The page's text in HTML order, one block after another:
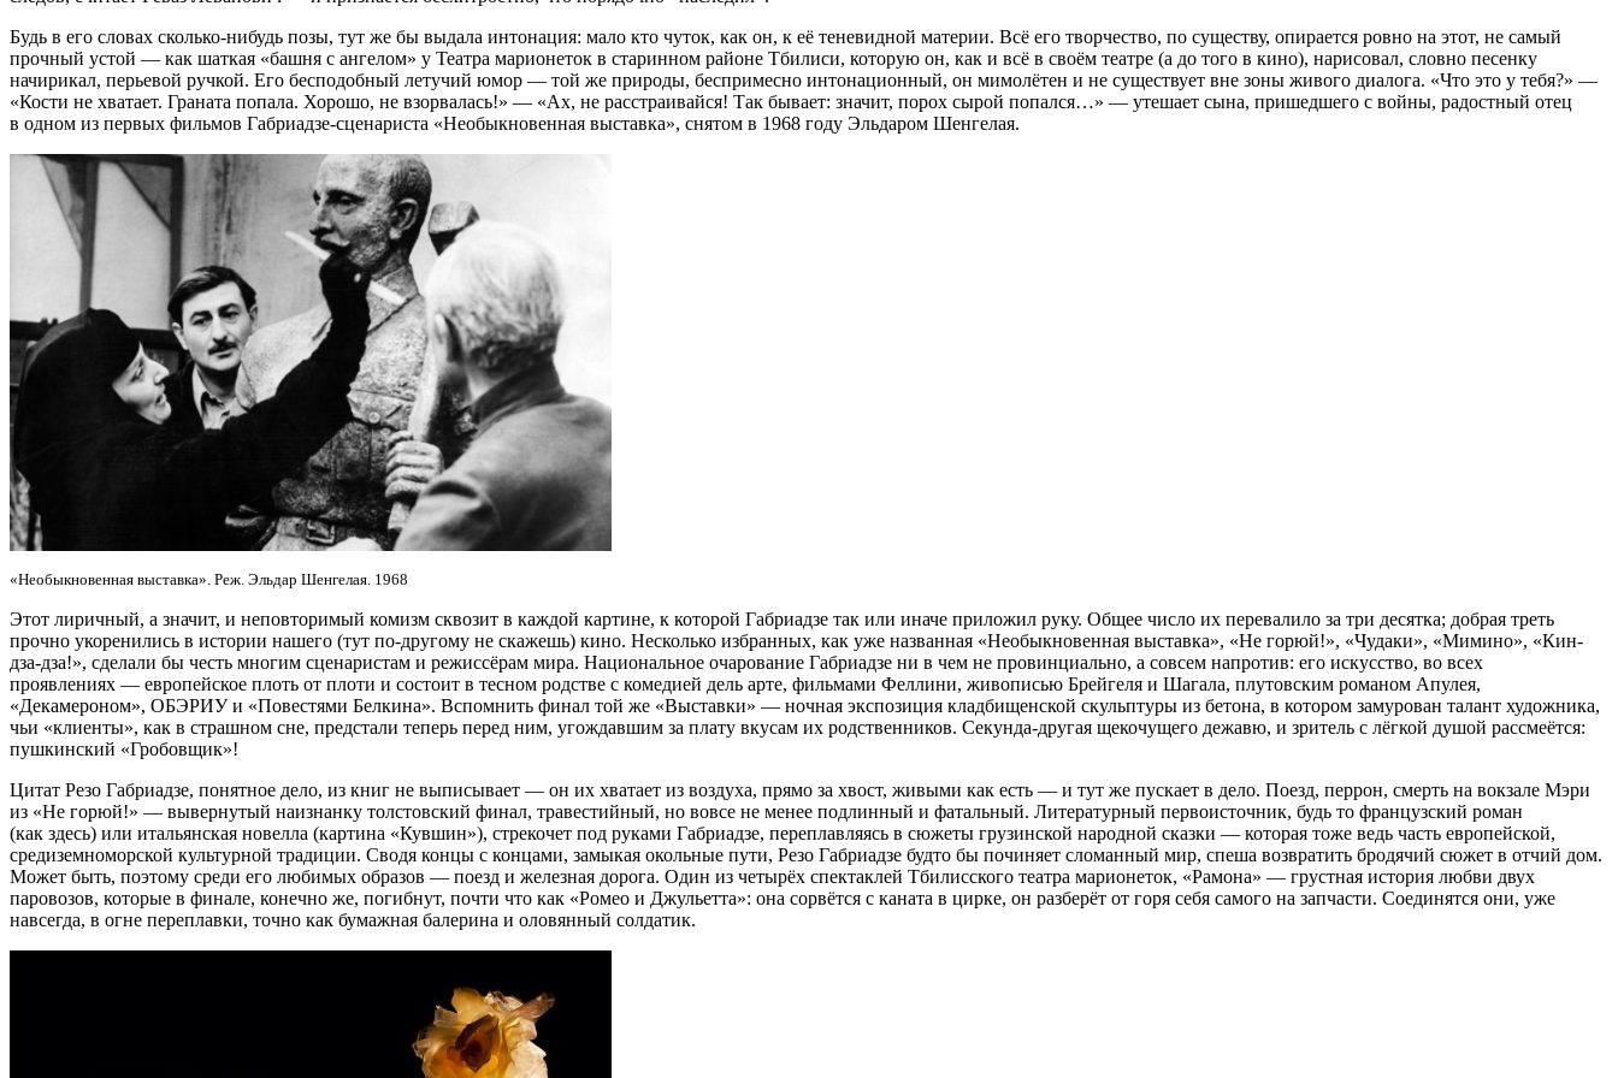
Будь в его словах сколько-нибудь позы, тут же бы выдала интонация: мало кто чуток, как он, к её теневидной материи. Всё его творчество, по существу, опирается ровно на этот, не самый
прочный устой — как шаткая «башня с ангелом» у Театра марионеток в старинном районе Тбилиси, которую он, как и всё в своём театре (а до того в кино), нарисовал, словно песенку
начирикал, перьевой ручкой. Его бесподобный летучий юмор — той же природы, беспримесно интонационный, он мимолётен и не существует вне зоны живого диалога. «Что это у тебя?» —
«Кости не хватает. Граната попала. Хорошо, не взорвалась!» — «Ах, не расстраивайся! Так бывает: значит, порох сырой попался…» — утешает сына, пришедшего с войны, радостный отец
в одном из первых фильмов Габриадзе-сценариста «Необыкновенная выставка», снятом в 1968 году Эльдаром Шенгелая.
«Необыкновенная выставка». Реж. Эльдар Шенгелая. 1968
Этот лиричный, а значит, и неповторимый комизм сквозит в каждой картине, к которой Габриадзе так или иначе приложил руку. Общее число их перевалило за три десятка; добрая треть
прочно укоренились в истории нашего (тут по-другому не скажешь) кино. Несколько избранных, как уже названная «Необыкновенная выставка», «Не горюй!», «Чудаки», «Мимино», «Кин-
дза-дза!», сделали бы честь многим сценаристам и режиссёрам мира. Национальное очарование Габриадзе ни в чем не провинциально, а совсем напротив: его искусство, во всех
проявлениях — европейское плоть от плоти и состоит в тесном родстве с комедией дель арте, фильмами Феллини, живописью Брейгеля и Шагала, плутовским романом Апулея,
«Декамероном», ОБЭРИУ и «Повестями Белкина». Вспомнить финал той же «Выставки» — ночная экспозиция кладбищенской скульптуры из бетона, в котором замурован талант художника,
чьи «клиенты», как в страшном сне, предстали теперь перед ним, угождавшим за плату вкусам их родственников. Секунда-другая щекочущего дежавю, и зритель с лёгкой душой рассмеётся:
пушкинский «Гробовщик»!
Цитат Резо Габриадзе, понятное дело, из книг не выписывает — он их хватает из воздуха, прямо за хвост, живыми как есть — и тут же пускает в дело. Поезд, перрон, смерть на вокзале Мэри
из «Не горюй!» — вывернутый наизнанку толстовский финал, травестийный, но вовсе не менее подлинный и фатальный. Литературный первоисточник, будь то французский роман
(как здесь) или итальянская новелла (картина «Кувшин»), стрекочет под руками Габриадзе, переплавляясь в сюжеты грузинской народной сказки — которая тоже ведь часть европейской,
средиземноморской культурной традиции. Сводя концы с концами, замыкая окольные пути, Резо Габриадзе будто бы починяет сломанный мир, спеша возвратить бродячий сюжет в отчий дом.
Может быть, поэтому среди его любимых образов — поезд и железная дорога. Один из четырёх спектаклей Тбилисского театра марионеток, «Рамона» — грустная история любви двух
паровозов, которые в финале, конечно же, погибнут, почти что как «Ромео и Джульетта»: она сорвётся с каната в цирке, он разберёт от горя себя самого на запчасти. Соединятся они, уже
навсегда, в огне переплавки, точно как бумажная балерина и оловянный солдатик.